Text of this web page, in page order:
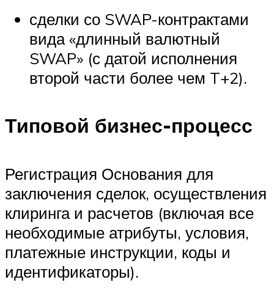
сделки со SWAP-контрактами
вида «длинный валютный
SWAP» (с датой исполнения
второй части более чем T+2).
Типовой бизнес-процесс
Регистрация Основания для
заключения сделок, осуществления
клиринга и расчетов (включая все
необходимые атрибуты, условия,
платежные инструкции, коды и
идентификаторы).